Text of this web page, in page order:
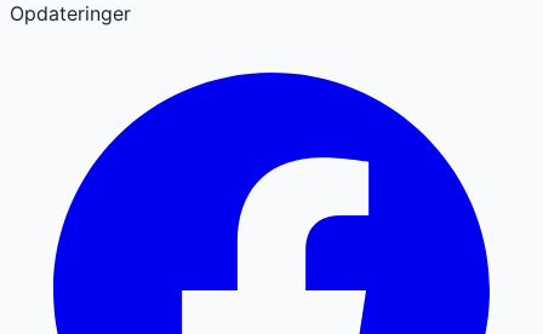
Opdateringer